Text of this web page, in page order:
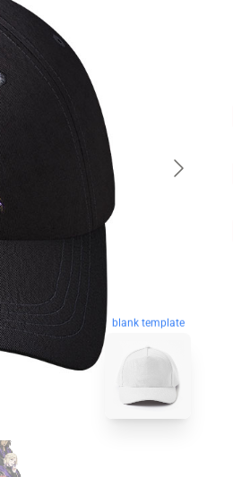
blank template